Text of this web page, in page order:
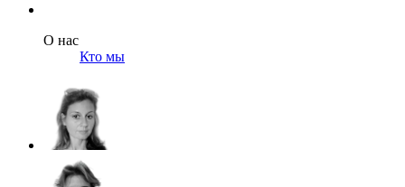
О нас
Кто мы